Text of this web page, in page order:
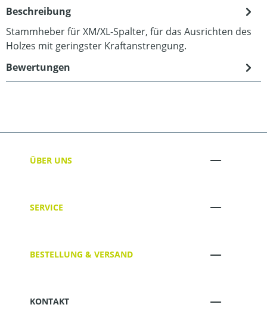
Beschreibung
Stammheber für XM/XL-Spalter, für das Ausrichten des
Holzes mit geringster Kraftanstrengung.
Bewertungen
ÜBER UNS
SERVICE
BESTELLUNG & VERSAND
KONTAKT